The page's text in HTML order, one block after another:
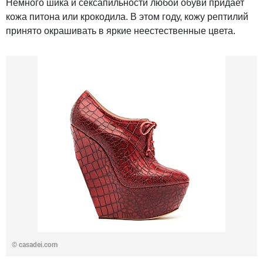
Немного шика и сексапильности любой обуви придает
кожа питона или крокодила. В этом году, кожу рептилий
принято окрашивать в яркие неестественные цвета.
© casadei.com